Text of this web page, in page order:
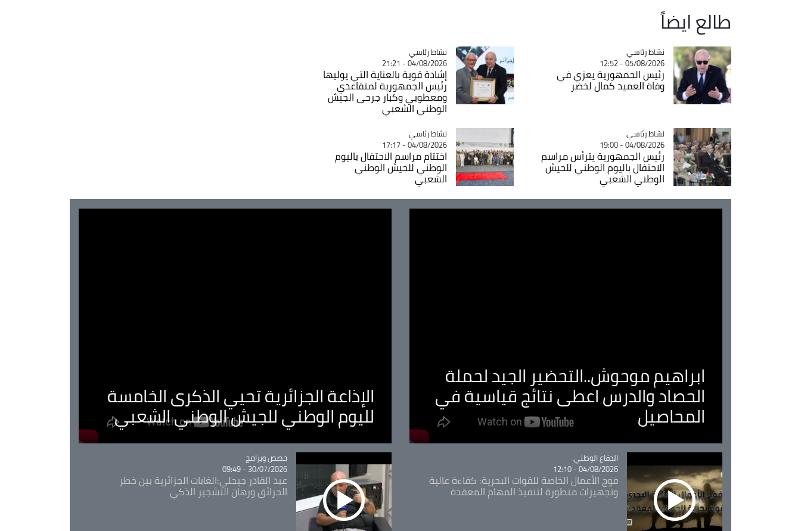
طالع ايضاً
Catégorie
نشاط رئاسي
05/08/2026 - 12:52
رئيس الجمهورية يعزي في
وفاة العميد كمال لخضر
Catégorie
نشاط رئاسي
04/08/2026 - 21:21
إشادة قوية بالعناية التي يوليها
رئيس الجمهورية لمتقاعدي
ومعطوبي وكبار جرحى الجيش
الوطني الشعبي
Catégorie
نشاط رئاسي
04/08/2026 - 19:00
رئيس الجمهورية يترأس مراسم
الاحتفال باليوم الوطني للجيش
الوطني الشعبي
Catégorie
نشاط رئاسي
04/08/2026 - 17:17
اختتام مراسم الاحتفال باليوم
الوطني للجيش الوطني
الشعبي
ابراهيم موحوش..التحضير الجيد لحملة
الحصاد والدرس اعطى نتائج قياسية في
المحاصيل
الإذاعة الجزائرية تحيي الذكرى الخامسة
لليوم الوطني للجيش الوطني الشعبي
Catégorie
الدفاع الوطني
04/08/2026 - 12:10
فوج الأعمال الخاصة للقوات البحرية: كفاءة عالية
وتجهيزات متطورة لتنفيذ المهام المعقدة
Catégorie
حصص وبرامج
30/07/2026 - 09:49
عبد القادر جيجلي:الغابات الجزائرية بين خطر
الحرائق ورهان التشجير الذكي